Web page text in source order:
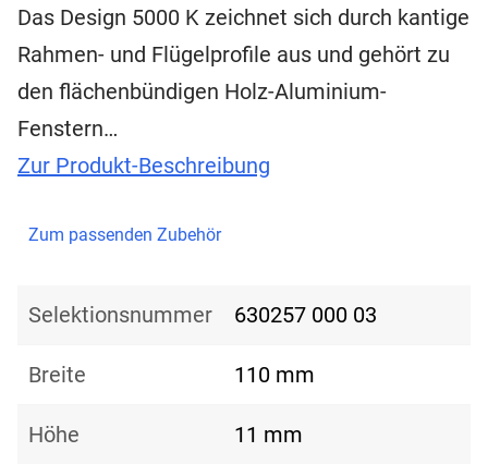
Das Design 5000 K zeichnet sich durch kantige
Rahmen- und Flügelprofile aus und gehört zu
den flächenbündigen Holz-Aluminium-
Fenstern…
Zur Produkt-Beschreibung
Zum passenden Zubehör
Selektionsnummer 630257 000 03
Breite 110 mm
Höhe 11 mm